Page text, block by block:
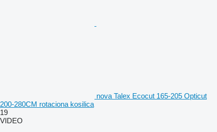
nova Talex Ecocut 165-205 Opticut
200-280CM rotaciona kosilica
19
VIDEO